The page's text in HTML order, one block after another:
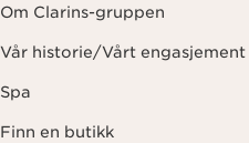
Om Clarins-gruppen
Vår historie/Vårt engasjement
Spa
Finn en butikk